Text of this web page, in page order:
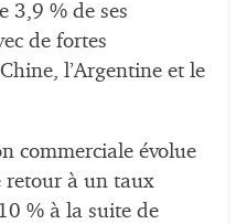
3,9 % de ses
de fortes
l’Argentine et le
commerciale évolue
retour à un taux
% à la suite de